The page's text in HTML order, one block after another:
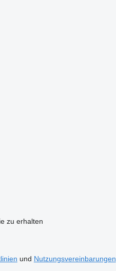
zu erhalten
und Nutzungsvereinbarungen